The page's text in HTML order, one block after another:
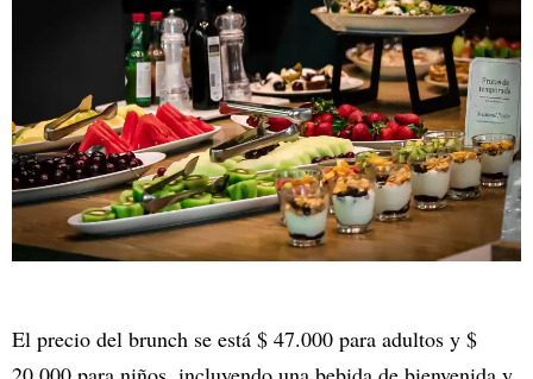
El precio del brunch se está $ 47.000 para adultos y $